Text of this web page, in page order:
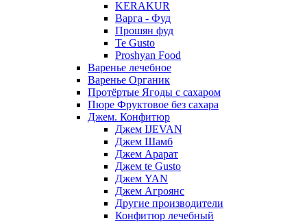
KERAKUR
Варга - Фуд
Прошян фуд
Te Gusto
Proshyan Food
Варенье лечебное
Варенье Органик
Протёртые Ягоды с сахаром
Пюре Фруктовое без сахара
Джем. Конфитюр
Джем IJEVAN
Джем Шамб
Джем Арарат
Джем te Gusto
Джем YAN
Джем Агроянс
Другие производители
Конфитюр лечебный